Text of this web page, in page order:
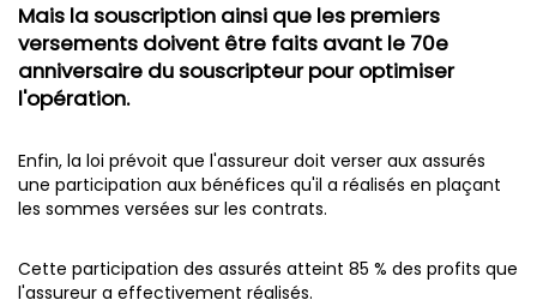
Mais la souscription ainsi que les premiers
versements doivent être faits avant le 70e
anniversaire du souscripteur pour optimiser
l'opération.
Enfin, la loi prévoit que l'assureur doit verser aux assurés
une participation aux bénéfices qu'il a réalisés en plaçant
les sommes versées sur les contrats.
Cette participation des assurés atteint 85 % des profits que
l'assureur a effectivement réalisés.